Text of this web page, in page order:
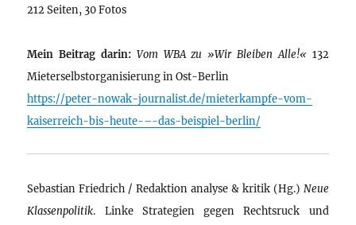
212 Seiten, 30 Fotos
Mein Beitrag darin: Vom WBA zu »Wir Bleiben Alle!« 132
Mieterselbstorganisierung in Ost-Berlin
https://peter-nowak-journalist.de/mieterkampfe-vom-
kaiserreich-bis-heute-–-das-beispiel-berlin/
Sebastian Friedrich / Redaktion analyse & kritik (Hg.) Neue
Klassenpolitik. Linke Strategien gegen Rechtsruck und